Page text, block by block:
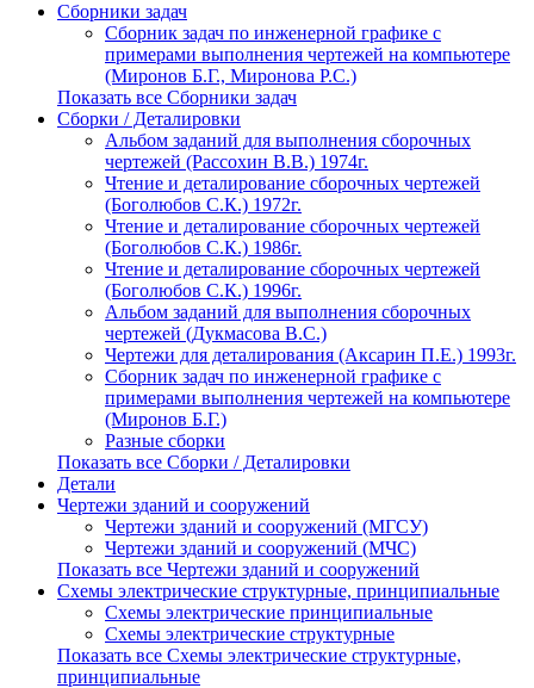
Сборники задач
Сборник задач по инженерной графике с
примерами выполнения чертежей на компьютере
(Миронов Б.Г., Миронова Р.С.)
Показать все Сборники задач
Сборки / Деталировки
Альбом заданий для выполнения сборочных
чертежей (Рассохин В.В.) 1974г.
Чтение и деталирование сборочных чертежей
(Боголюбов С.К.) 1972г.
Чтение и деталирование сборочных чертежей
(Боголюбов С.К.) 1986г.
Чтение и деталирование сборочных чертежей
(Боголюбов С.К.) 1996г.
Альбом заданий для выполнения сборочных
чертежей (Дукмасова В.С.)
Чертежи для деталирования (Аксарин П.Е.) 1993г.
Сборник задач по инженерной графике с
примерами выполнения чертежей на компьютере
(Миронов Б.Г.)
Разные сборки
Показать все Сборки / Деталировки
Детали
Чертежи зданий и сооружений
Чертежи зданий и сооружений (МГСУ)
Чертежи зданий и сооружений (МЧС)
Показать все Чертежи зданий и сооружений
Схемы электрические структурные, принципиальные
Схемы электрические принципиальные
Схемы электрические структурные
Показать все Схемы электрические структурные,
принципиальные